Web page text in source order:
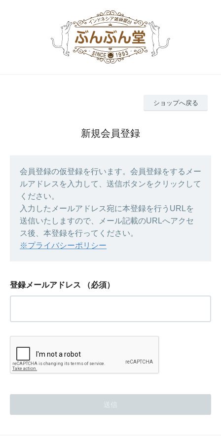
ショップへ戻る
新規会員登録
会員登録の仮登録を行います。会員登録をするメー
ルアドレスを入力して、送信ボタンをクリックして
ください。
入力したメールアドレス宛に本登録を行うURLを
送信いたしますので、メール記載のURLへアクセ
ス後、本登録を行ってください。
※プライバシーポリシー
登録メールアドレス （必須）